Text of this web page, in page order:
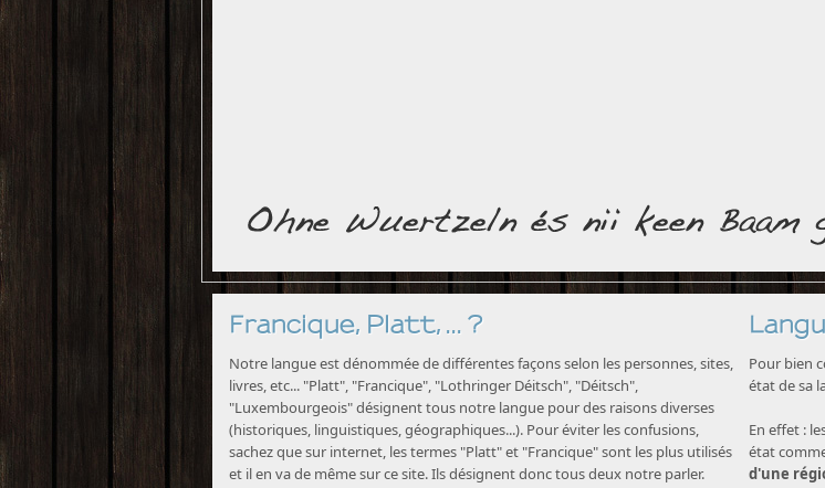
Francique, Platt, ... ?
Notre langue est dénommée de différentes façons selon les personnes, sites,
livres, etc... "Platt", "Francique", "Lothringer Déitsch", "Déitsch",
"Luxembourgeois" désignent tous notre langue pour des raisons diverses
(historiques, linguistiques, géographiques...). Pour éviter les confusions,
sachez que sur internet, les termes "Platt" et "Francique" sont les plus utilisés
et il en va de même sur ce site. Ils désignent donc tous deux notre parler.
Pour bien
état de sa
En effet :
état
d'une